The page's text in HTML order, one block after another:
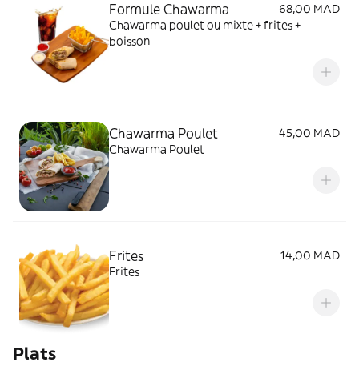
Formule Chawarma
68,00 MAD
Chawarma poulet ou mixte + frites +
boisson
Chawarma Poulet
45,00 MAD
Chawarma Poulet
Frites
14,00 MAD
Frites
Plats